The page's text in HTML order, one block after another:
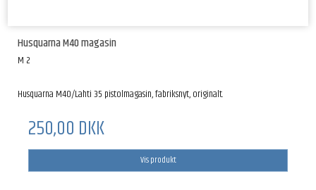
Husquarna M40 magasin
M 2
Husquarna M40/Lahti 35 pistolmagasin, fabriksnyt, originalt.
250,00 DKK
Vis produkt